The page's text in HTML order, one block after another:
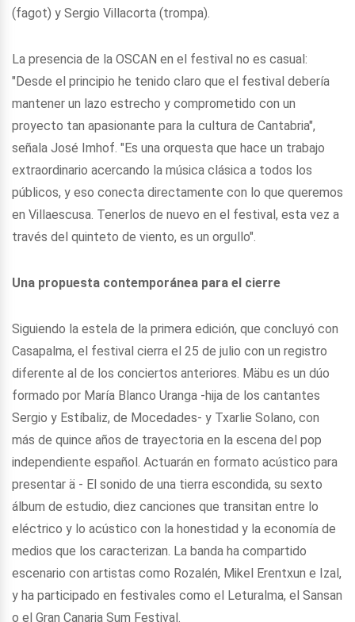
(fagot) y Sergio Villacorta (trompa).
La presencia de la OSCAN en el festival no es casual:
"Desde el principio he tenido claro que el festival debería
mantener un lazo estrecho y comprometido con un
proyecto tan apasionante para la cultura de Cantabria",
señala José Imhof. "Es una orquesta que hace un trabajo
extraordinario acercando la música clásica a todos los
públicos, y eso conecta directamente con lo que queremos
en Villaescusa. Tenerlos de nuevo en el festival, esta vez a
través del quinteto de viento, es un orgullo".
Una propuesta contemporánea para el cierre
Siguiendo la estela de la primera edición, que concluyó con
Casapalma, el festival cierra el 25 de julio con un registro
diferente al de los conciertos anteriores. Mäbu es un dúo
formado por María Blanco Uranga -hija de los cantantes
Sergio y Estíbaliz, de Mocedades- y Txarlie Solano, con
más de quince años de trayectoria en la escena del pop
independiente español. Actuarán en formato acústico para
presentar ä - El sonido de una tierra escondida, su sexto
álbum de estudio, diez canciones que transitan entre lo
eléctrico y lo acústico con la honestidad y la economía de
medios que los caracterizan. La banda ha compartido
escenario con artistas como Rozalén, Mikel Erentxun e Izal,
y ha participado en festivales como el Leturalma, el Sansan
o el Gran Canaria Sum Festival.